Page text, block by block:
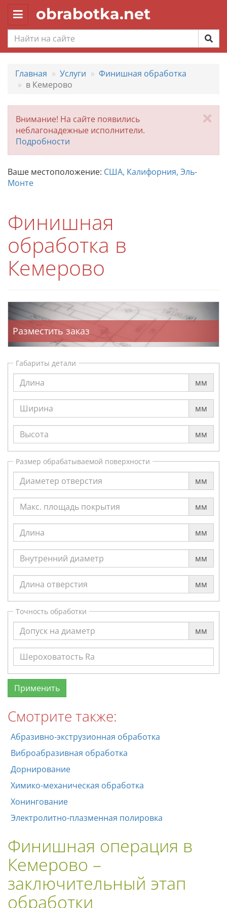
Toggle
navigation
obrabotka.net
Главная Услуги
Финишная обработка
в Кемерово
Внимание! На сайте появились
неблагонадежные исполнители.
Подробности
Ваше местоположение: США, Калифорния, Эль-
Монте
Финишная
обработка в
Кемерово
Разместить заказ
Габариты детали
мм
мм
мм
Размер обрабатываемой поверхности
мм
мм
мм
мм
мм
Точность обработки
мм
Смотрите также:
Абразивно-экструзионная обработка
Виброабразивная обработка
Дорнирование
Химико-механическая обработка
Хонингование
Электролитно-плазменная полировка
Финишная операция в
Кемерово –
заключительный этап
обработки